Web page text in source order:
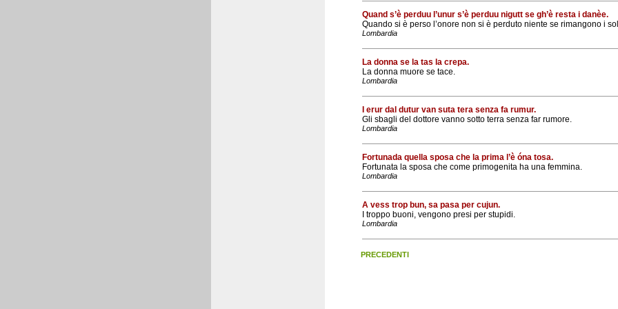
Quand s’è perduu l’unur s’è perduu nigutt se gh’è resta i danèe.
Quando si è perso l’onore non si è perduto niente se rimangono i
Lombardia
La donna se la tas la crepa.
La donna muore se tace.
Lombardia
I erur dal dutur van suta tera senza fa rumur.
Gli sbagli del dottore vanno sotto terra senza far rumore.
Lombardia
Fortunada quella sposa che la prima l’è óna tosa.
Fortunata la sposa che come primogenita ha una femmina.
Lombardia
A vess trop bun, sa pasa per cujun.
I troppo buoni, vengono presi per stupidi.
Lombardia
PRECEDENTI